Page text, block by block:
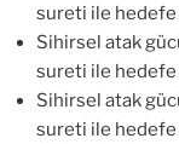
sureti ile hedefe
Sihirsel atak
sureti ile hedefe
Sihirsel atak
sureti ile hedefe